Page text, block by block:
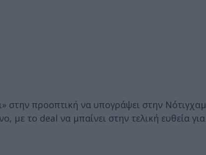
στην προοπτική να υπογράψει στην Νότιγχαμ
με το deal να μπαίνει στην τελική ευθεία για